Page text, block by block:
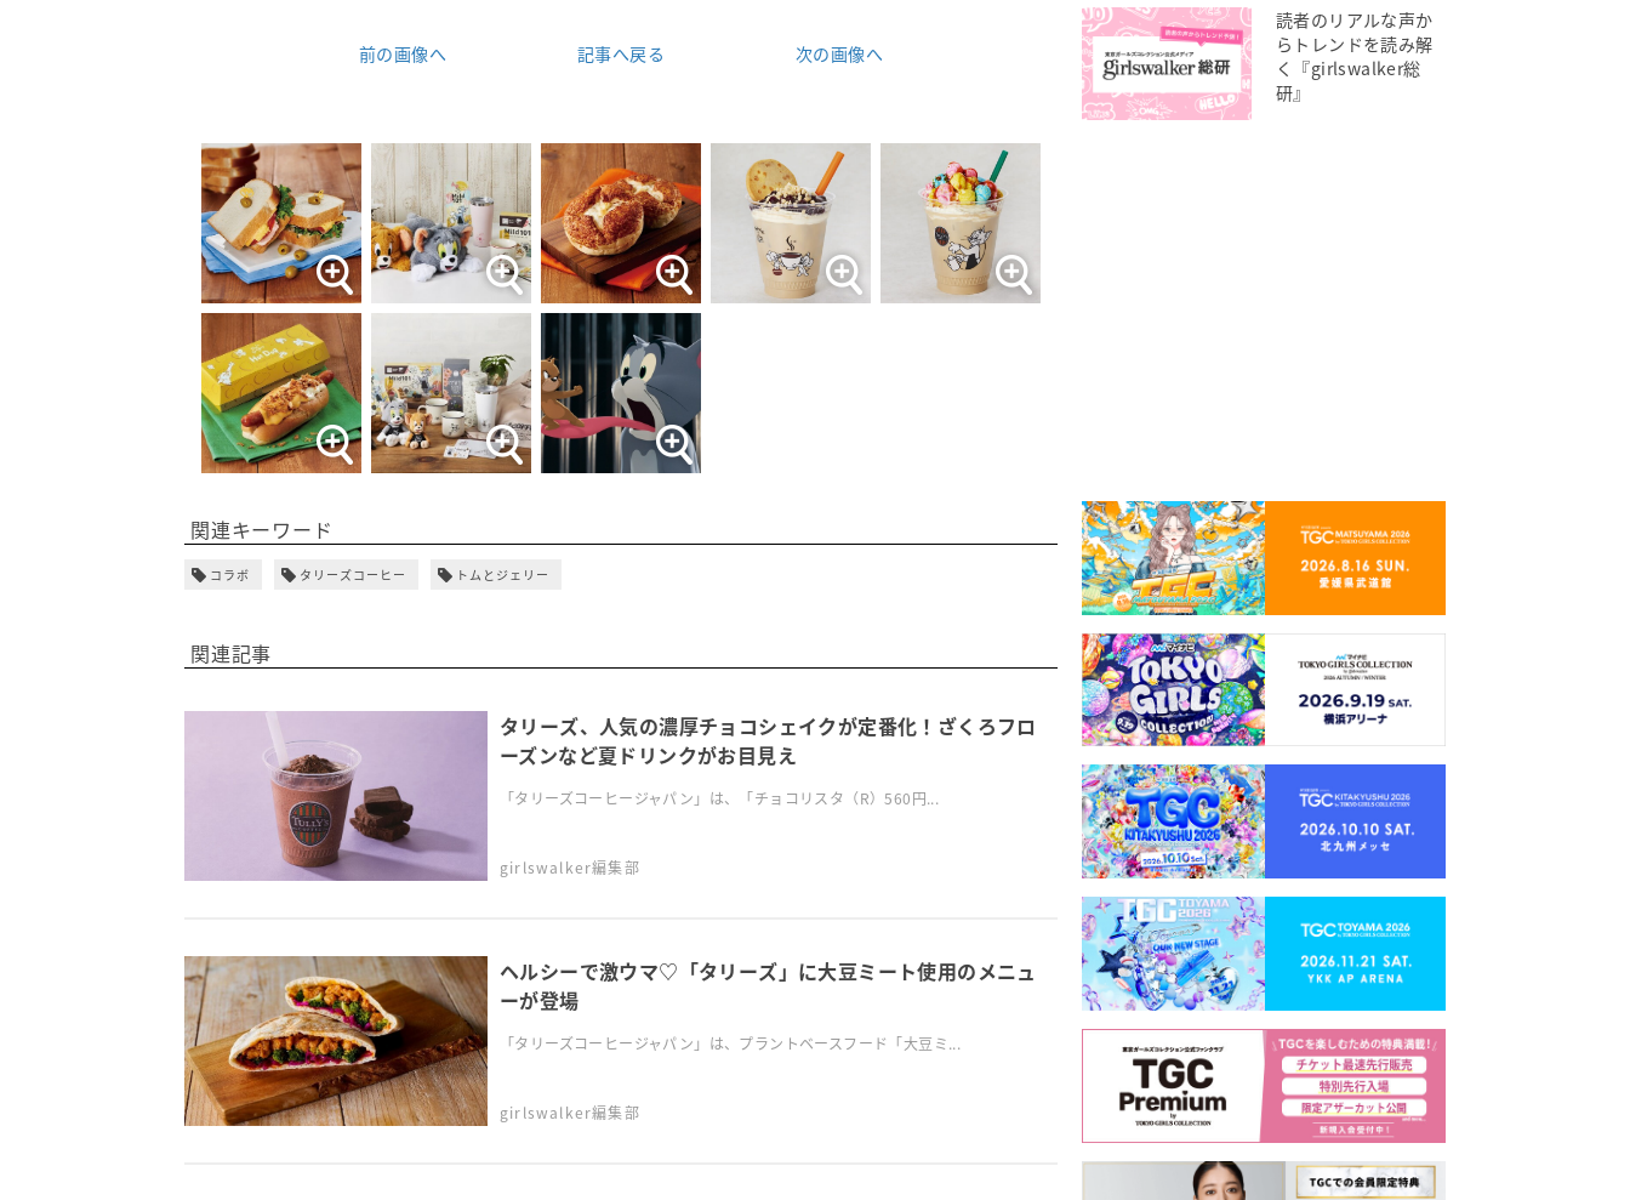
前の画像へ 記事へ戻る 次の画像へ
関連キーワード
コラボ タリーズコーヒー トムとジェリー
関連記事
タリーズ、人気の濃厚チョコシェイクが定番化！ざくろフロ
ーズンなど夏ドリンクがお目見え
「タリーズコーヒージャパン」は、「チョコリスタ（R）560円...
girlswalker編集部
ヘルシーで激ウマ♡「タリーズ」に大豆ミート使用のメニュ
ーが登場
「タリーズコーヒージャパン」は、プラントベースフード「大豆ミ...
girlswalker編集部
読者のリアルな声か
らトレンドを読み解
く『girlswalker総
研』